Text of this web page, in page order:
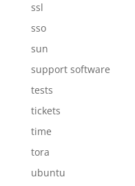
ssl
sso
sun
support software
tests
tickets
time
tora
ubuntu